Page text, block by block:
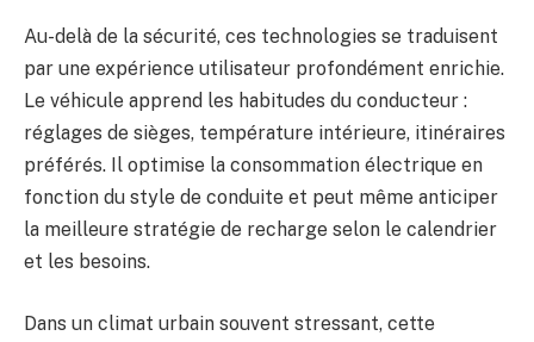
Au-delà de la sécurité, ces technologies se traduisent
par une expérience utilisateur profondément enrichie.
Le véhicule apprend les habitudes du conducteur :
réglages de sièges, température intérieure, itinéraires
préférés. Il optimise la consommation électrique en
fonction du style de conduite et peut même anticiper
la meilleure stratégie de recharge selon le calendrier
et les besoins.
Dans un climat urbain souvent stressant, cette